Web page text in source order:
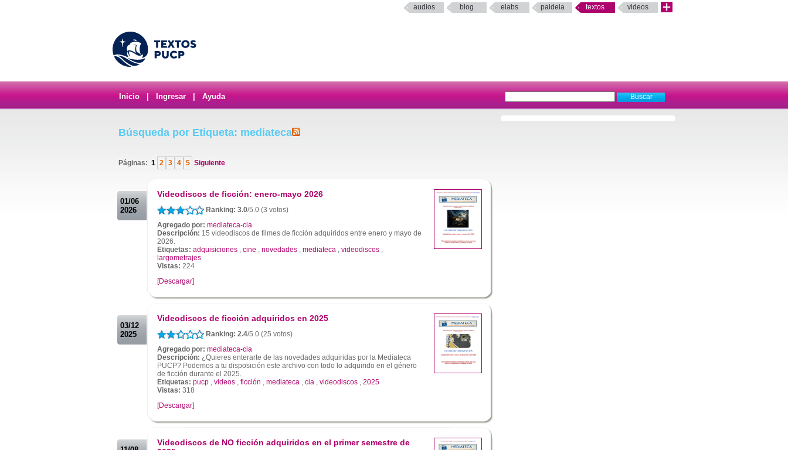
audios blog elabs paideia textos videos
Inicio Ingresar Ayuda
Búsqueda por Etiqueta: mediateca
Páginas: 1 2 3 4 5 Siguiente
01/06
2026
Videodiscos de ficción: enero-mayo 2026
Ranking: 3.0/5.0 (3 votos)
Agregado por: mediateca-cia
Descripción: 15 videodiscos de filmes de ficción adquiridos entre enero y mayo de
2026.
Etiquetas: adquisiciones , cine , novedades , mediateca , videodiscos ,
largometrajes
Vistas: 224
[Descargar]
03/12
2025
Videodiscos de ficción adquiridos en 2025
Ranking: 2.4/5.0 (25 votos)
Agregado por: mediateca-cia
Descripción: ¿Quieres enterarte de las novedades adquiridas por la Mediateca
PUCP? Podemos a tu disposición este archivo con todo lo adquirido en el género
de ficción durante el 2025.
Etiquetas: pucp , videos , ficción , mediateca , cia , videodiscos , 2025
Vistas: 318
[Descargar]
Videodiscos de NO ficción adquiridos en el primer semestre de